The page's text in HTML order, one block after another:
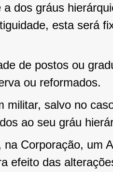
a dos gráus
esta será
de postos ou
ou reformados.
militar, salvo no
ao seu gráu
na Corporação, um
efeito das